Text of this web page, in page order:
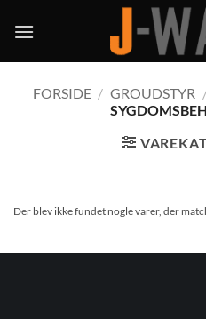
FORSIDE / GROUDSTYR
Der blev ikke fundet nogle varer, der